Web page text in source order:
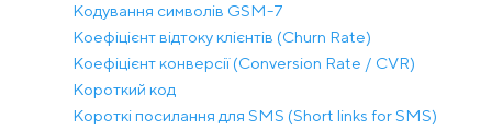
Кодування символів GSM-7
Коефіцієнт відтоку клієнтів (Churn Rate)
Коефіцієнт конверсії (Conversion Rate / CVR)
Короткий код
Короткі посилання для SMS (Short links for SMS)